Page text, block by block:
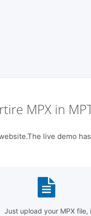
MPX in
live demo
Just upload your MPX file,